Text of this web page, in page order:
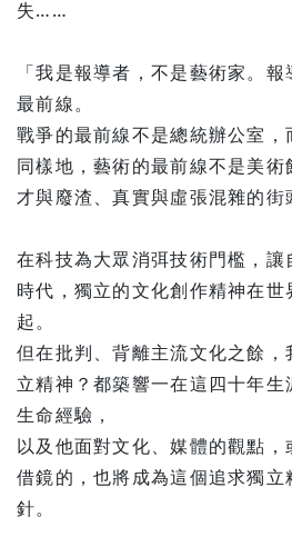
失……
「我是報導者，不是藝術家。
最前線。
戰爭的最前線不是總統辦公室，
同樣地，藝術的最前線不是美
才與廢渣、真實與虛張混雜的街
在科技為大眾消弭技術門檻，
時代，獨立的文化創作精神在
起。
但在批判、背離主流文化之餘
立精神？都築響一在這四十年
生命經驗，
以及他面對文化、媒體的觀點
借鏡的，也將成為這個追求獨
針。